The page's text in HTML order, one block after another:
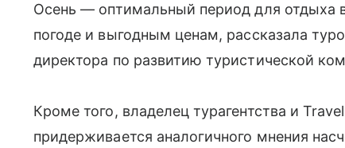
Осень — оптимальный период для отдыха
погоде и выгодным ценам, рассказала
директора по развитию туристической
Кроме того, владелец турагентства и
придерживается аналогичного мнения